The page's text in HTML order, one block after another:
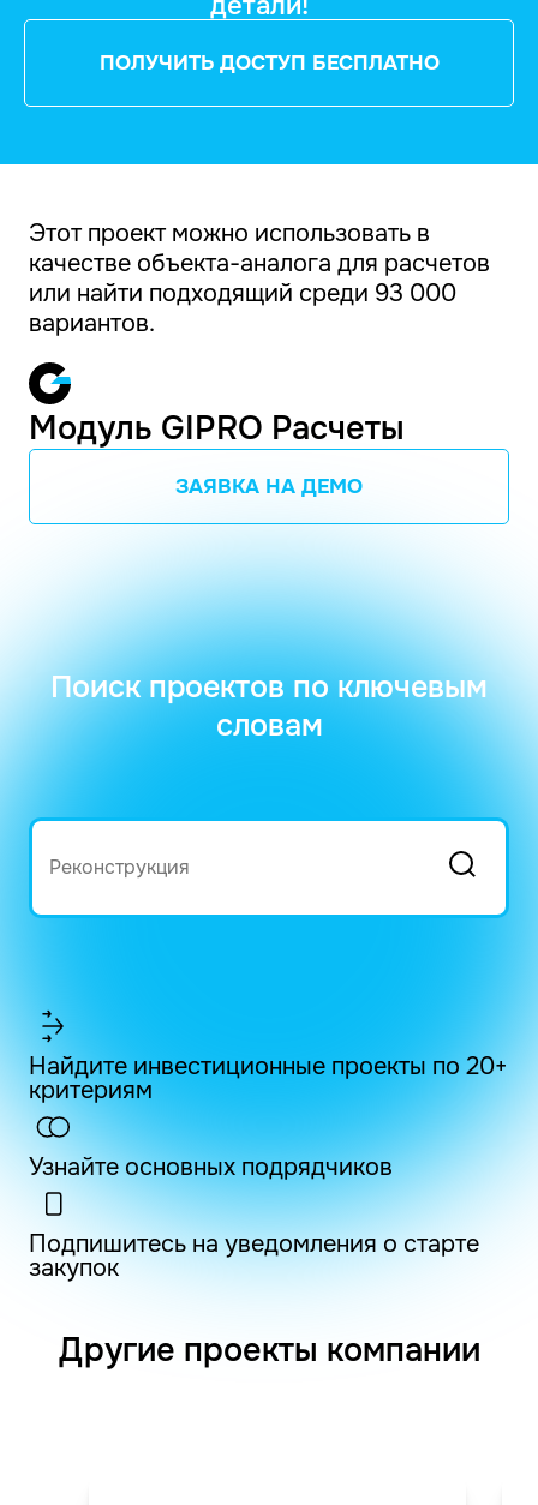
ПОЛУЧИТЬ ДОСТУП БЕСПЛАТНО
Этот проект можно использовать в
качестве объекта-аналога для расчетов
или найти подходящий среди 93 000
вариантов.
Модуль GIPRO Расчеты
ЗАЯВКА НА ДЕМО
Поиск проектов по ключевым
словам
Найдите инвестиционные проекты по 20+
критериям
Узнайте основных подрядчиков
Подпишитесь на уведомления о старте
закупок
Другие проекты компании